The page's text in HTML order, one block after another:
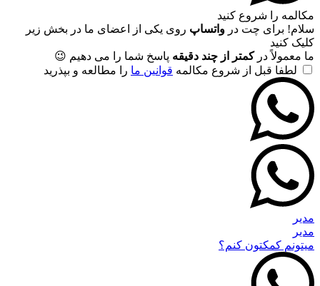
مکالمه را شروع کنید
سلام! برای چت در واتساپ روی یکی از اعضای ما در بخش زیر
کلیک کنید
ما معمولاً درکمتر از چند دقیقه پاسخ شما را می دهیم 😉
لطفا قبل از شروع مکالمه قوانین ما را مطالعه و بپذرید
مدیر
مدیر
میتونم کمکتون کنم؟